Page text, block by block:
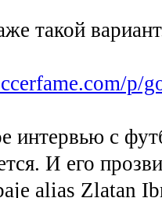
такой
p/
интервью с
И его
alias Zlatan